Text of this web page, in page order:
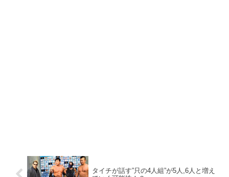
タイチが話す”只の4人組”が5人,6人と増え